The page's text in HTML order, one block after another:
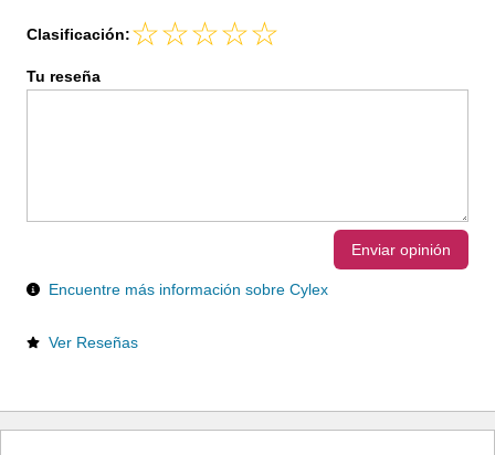
Clasificación:
Tu reseña
Enviar opinión
Encuentre más información sobre Cylex
Ver Reseñas